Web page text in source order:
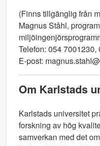
(Finns tillgänglig från
Magnus Ståhl,
Telefon: 054 7001230,
E-post:
Om Karlstads
Karlstads universitet
forskning av hög
samverkan med det